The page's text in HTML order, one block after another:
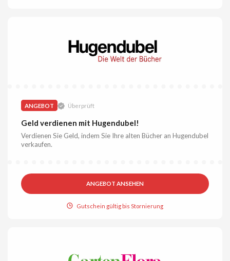
ANGEBOT Überprüft
Geld verdienen mit Hugendubel!
Verdienen Sie Geld, indem Sie Ihre alten Bücher an Hugendubel
verkaufen.
ANGEBOT ANSEHEN
Gutschein gültig bis Stornierung